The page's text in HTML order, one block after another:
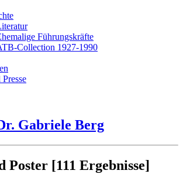
Führungskräfte
Collection 1927-1990
Gabriele Berg
Poster [111 Ergebnisse]